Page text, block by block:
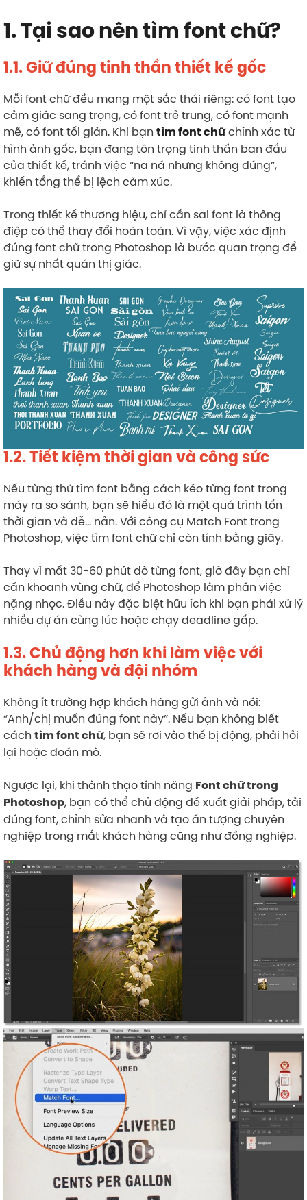
1. Tại sao nên tìm font chữ?
1.1. Giữ đúng tinh thần thiết kế gốc
Mỗi font chữ đều mang một sắc thái riêng: có font tạo
cảm giác sang trọng, có font trẻ trung, có font mạnh
mẽ, có font tối giản. Khi bạn tìm font chữchính xác từ
hình ảnh gốc, bạn đang tôn trọng tinh thần ban đầu
của thiết kế, tránh việc “na ná nhưng không đúng”,
khiến tổng thể bị lệch cảm xúc.
Trong thiết kế thương hiệu, chỉ cần sai font là thông
điệp có thể thay đổi hoàn toàn. Vì vậy, việc xác định
đúng font chữ trong Photoshop là bước quan trọng để
giữ sự nhất quán thị giác.
1.2. Tiết kiệm thời gian và công sức
Nếu từng thử tìm font bằng cách kéo từng font trong
máy ra so sánh, bạn sẽ hiểu đó là một quá trình tốn
thời gian và dễ… nản. Với công cụ Match Font trong
Photoshop, việc tìm font chữ chỉ còn tính bằng giây.
Thay vì mất 30-60 phút dò từng font, giờ đây bạn chỉ
cần khoanh vùng chữ, để Photoshop làm phần việc
nặng nhọc. Điều này đặc biệt hữu ích khi bạn phải xử lý
nhiều dự án cùng lúc hoặc chạy deadline gấp.
1.3. Chủ động hơn khi làm việc với
khách hàng và đội nhóm
Không ít trường hợp khách hàng gửi ảnh và nói:
“Anh/chị muốn đúng font này”. Nếu bạn không biết
cách tìm font chữ, bạn sẽ rơi vào thế bị động, phải hỏi
lại hoặc đoán mò.
Ngược lại, khi thành thạo tính năng Font chữ trong
Photoshop, bạn có thể chủ động đề xuất giải pháp, tải
đúng font, chỉnh sửa nhanh và tạo ấn tượng chuyên
nghiệp trong mắt khách hàng cũng như đồng nghiệp.